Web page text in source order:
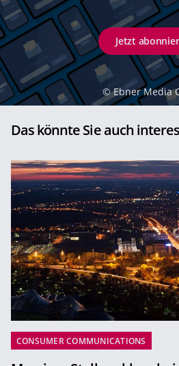
Jetzt
© Ebner Media
Das könnte Sie auch
CONSUMER COMMUNICATIONS